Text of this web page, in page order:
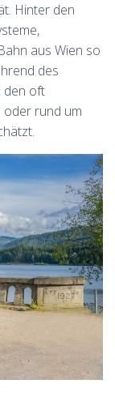
Hinter den
aus Wien so
des
den oft
oder rund um